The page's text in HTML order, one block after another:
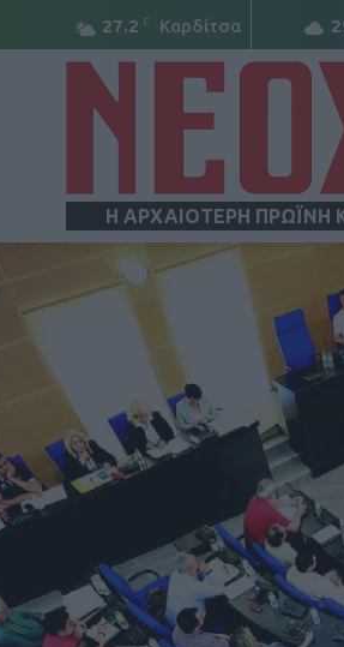
27.2 C Καρδίτσα
Η ΑΡΧΑΙΟΤΕΡΗ ΠΡΩΪΝΗ